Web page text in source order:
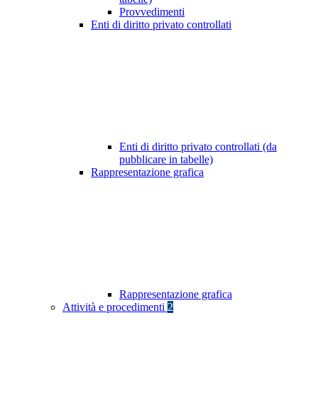
Provvedimenti
Enti di diritto privato controllati
Enti di diritto privato controllati (da
pubblicare in tabelle)
Rappresentazione grafica
Rappresentazione grafica
Attività e procedimenti 2